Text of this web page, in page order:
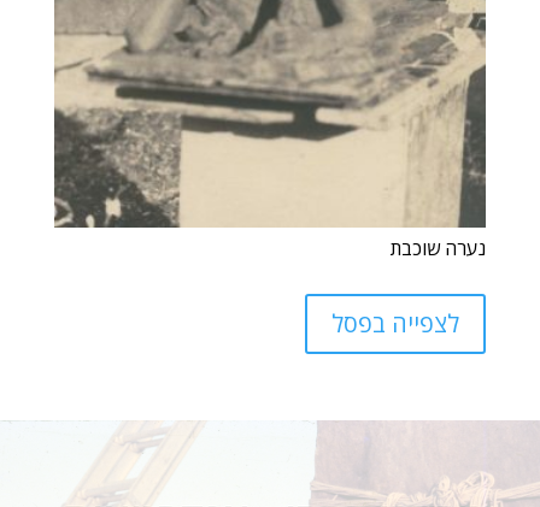
נערה שוכבת
לצפייה בפסל